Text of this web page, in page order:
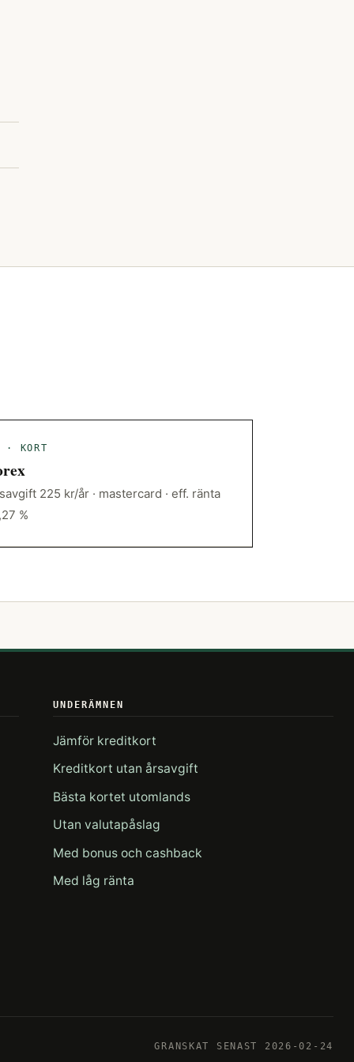
· KORT
225 kr/år · mastercard · eff. ränta
%
UNDERÄMNEN
Jämför kreditkort
Kreditkort utan årsavgift
Bästa kortet utomlands
Utan valutapåslag
Med bonus och cashback
Med låg ränta
GRANSKAT SENAST 2026-02-24